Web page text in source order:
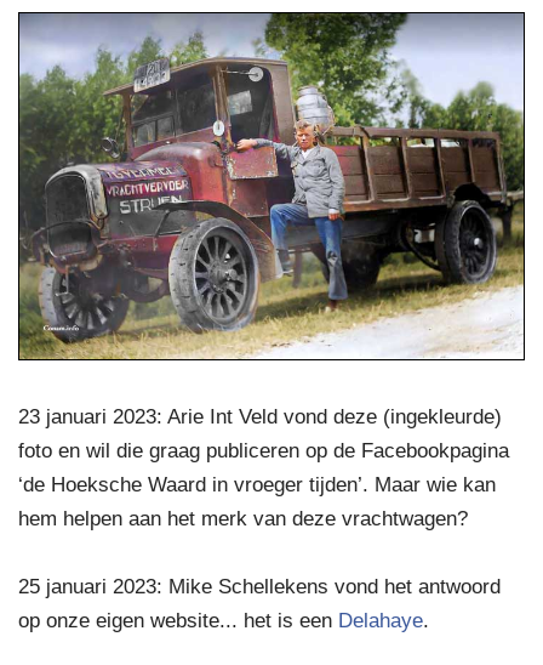
23 januari 2023: Arie Int Veld vond deze (ingekleurde)
foto en wil die graag publiceren op de Facebookpagina
‘de Hoeksche Waard in vroeger tijden’. Maar wie kan
hem helpen aan het merk van deze vrachtwagen?
25 januari 2023: Mike Schellekens vond het antwoord
op onze eigen website... het is een Delahaye.